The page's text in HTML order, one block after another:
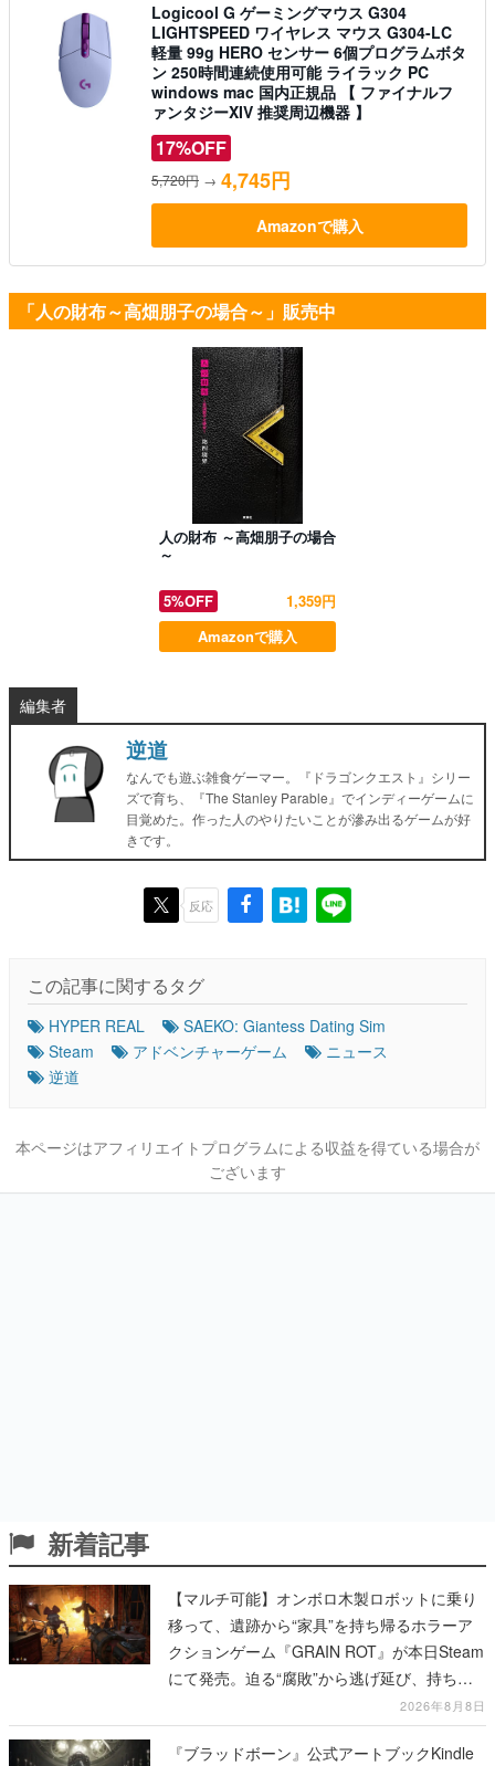
Logicool G ゲーミングマウス G304
LIGHTSPEED ワイヤレス マウス G304-LC
軽量 99g HERO センサー 6個プログラムボタ
ン 250時間連続使用可能 ライラック PC
windows mac 国内正規品 【 ファイナルフ
ァンタジーXIV 推奨周辺機器 】
17%OFF
5,720円 → 4,745円
Amazonで購入
「人の財布～高畑朋子の場合～」販売中
人の財布 ～高畑朋子の場合
～
5%OFF
1,359円
Amazonで購入
編集者
逆道
なんでも遊ぶ雑食ゲーマー。『ドラゴンクエスト』シリー
ズで育ち、『The Stanley Parable』でインディーゲームに
目覚めた。作った人のやりたいことが滲み出るゲームが好
きです。
反応
この記事に関するタグ
HYPER REAL
SAEKO: Giantess Dating Sim
Steam
アドベンチャーゲーム
ニュース
逆道
本ページはアフィリエイトプログラムによる収益を得ている場合が
ございます
新着記事
【マルチ可能】オンボロ木製ロボットに乗り
移って、遺跡から“家具”を持ち帰るホラーア
クションゲーム『GRAIN ROT』が本日Steam
にて発売。迫る“腐敗”から逃げ延び、持ち帰
2026年8月8日
『ブラッドボーン』公式アートブックKindle